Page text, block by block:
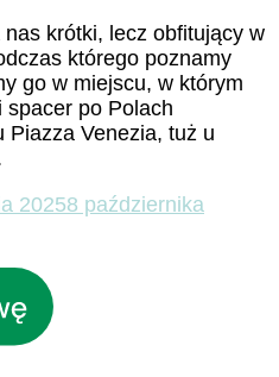
krótki, lecz obfitujący w
którego poznamy
go w miejscu, w którym
po Polach
Piazza Venezia, tuż u
20258 października